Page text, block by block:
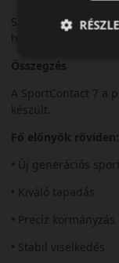
Sportos és nagy
használatra.
Összegzés
A SportContact 7 a
készült.
Fő előnyök röviden:
• Új generációs
• Kiváló tapadás
• Precíz kormányzás
• Stabil viselkedés